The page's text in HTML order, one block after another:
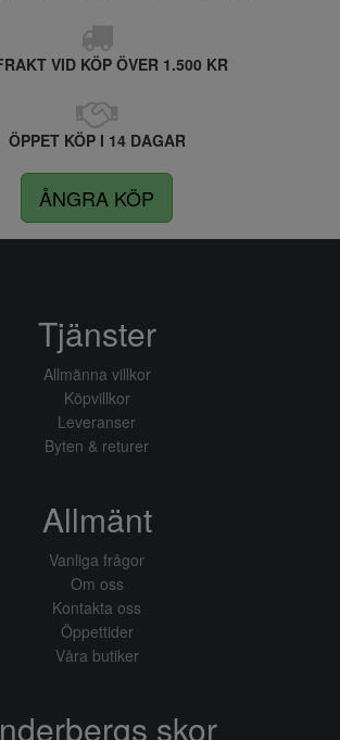
VID KÖP ÖVER 1.500 KR
ÖPPET KÖP I 14 DAGAR
ÅNGRA KÖP
Tjänster
Allmänna villkor
Köpvillkor
Leveranser
Byten & returer
Allmänt
Vanliga frågor
Om oss
Kontakta oss
Öppettider
Våra butiker
skor